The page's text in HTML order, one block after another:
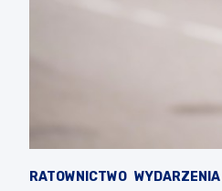
RATOWNICTWO WYDARZENIA